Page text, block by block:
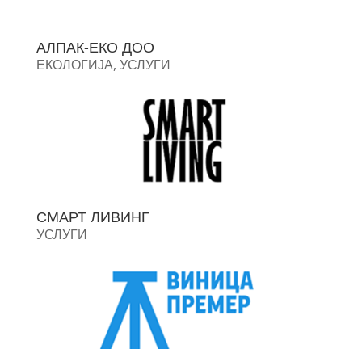
АЛПАК-ЕКО ДОО
ЕКОЛОГИЈА, УСЛУГИ
СМАРТ ЛИВИНГ
УСЛУГИ